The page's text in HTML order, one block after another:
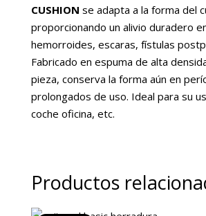
CUSHION se adapta a la forma del
proporcionando un alivio duradero
hemorroides, escaras, fístulas
Fabricado en espuma de alta
pieza, conserva la forma aún en
prolongados de uso. Ideal para su
coche oficina, etc.
Productos